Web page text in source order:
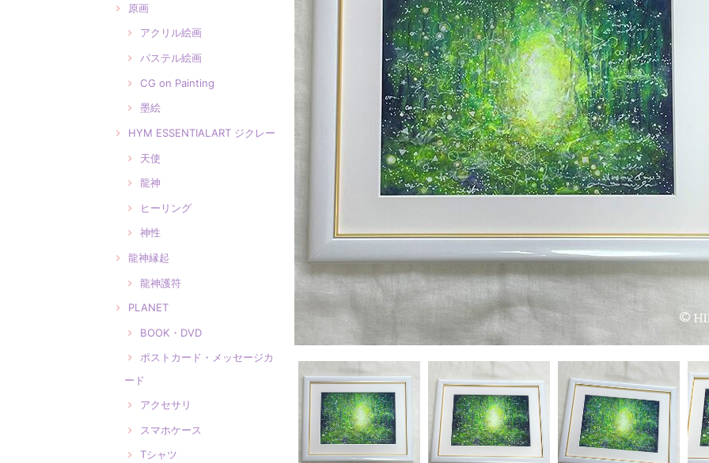
原画
アクリル絵画
パステル絵画
CG on Painting
墨絵
HYM ESSENTIALART ジクレー
天使
龍神
ヒーリング
神性
龍神縁起
龍神護符
PLANET
BOOK・DVD
ポストカード・メッセージカ
ード
アクセサリ
スマホケース
Tシャツ